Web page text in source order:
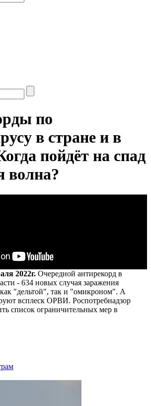
по
в стране и в
пойдёт на спад
волна?
2022г. Очередной антирекорд в
- 634 новых случая заражения
"дельтой", так и "омикроном". А
всплеск ОРВИ. Роспотребнадзор
список ограничительных мер в